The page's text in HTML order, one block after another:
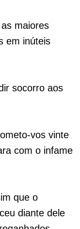
maiores
em inúteis
socorro aos
vos vinte
com o infame
que o
diante dele